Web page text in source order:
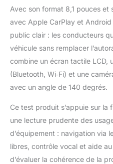
Avec son format 8,1 pouces
avec Apple CarPlay et Android
public clair : les conducteurs
véhicule sans remplacer
combine un écran tactile LCD,
(Bluetooth, Wi‑Fi) et une
avec un angle de 140 degrés.
Ce test produit s’appuie sur
une lecture prudente des
d’équipement : navigation via
libres, contrôle vocal et aide
d’évaluer la cohérence de la